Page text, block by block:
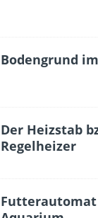
Bodengrund
Der Heizstab
Regelheizer